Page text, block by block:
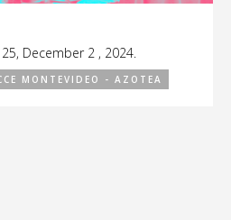
December 2 , 2024.
MONTEVIDEO - AZOTEA